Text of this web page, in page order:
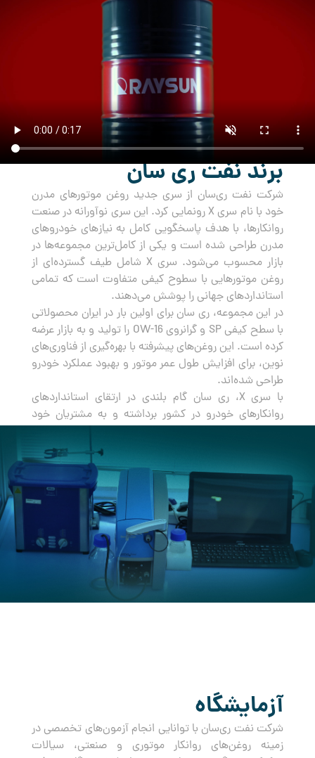
برند نفت ری سان
شرکت نفت ری‌سان از سری جدید روغن‌ موتورهای مدرن
خود با نام سری X رونمایی کرد. این سری نوآورانه در صنعت
روانکارها، با هدف پاسخگویی کامل به نیازهای خودروهای
مدرن طراحی شده است و یکی از کامل‌ترین مجموعه‌ها در
بازار محسوب می‌شود. سری X شامل طیف گسترده‌ای از
روغن‌ موتورهایی با سطوح کیفی متفاوت است که تمامی
استانداردهای جهانی را پوشش می‌دهند.
در این مجموعه، ری سان برای اولین بار در ایران محصولاتی
با سطح کیفی SP و گرانروی OW-16 را تولید و به بازار عرضه
کرده است. این روغن‌های پیشرفته با بهره‌گیری از فناوری‌های
نوین، برای افزایش طول عمر موتور و بهبود عملکرد خودرو
طراحی شده‌اند.
با سری X، ری سان گام بلندی در ارتقای استانداردهای
روانکارهای خودرو در کشور برداشته و به مشتریان خود
آزمایشگاه
شرکت نفت ری‌سان با توانایی انجام آزمون‌های تخصصی در
زمینه روغن‌های روانکار موتوری و صنعتی، سیالات